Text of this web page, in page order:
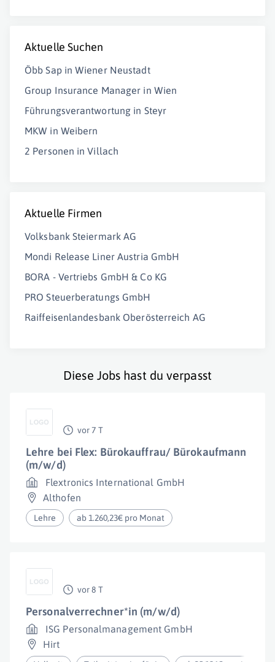
Aktuelle Suchen
Öbb Sap in Wiener Neustadt
Group Insurance Manager in Wien
Führungsverantwortung in Steyr
MKW in Weibern
2 Personen in Villach
Aktuelle Firmen
Volksbank Steiermark AG
Mondi Release Liner Austria GmbH
BORA - Vertriebs GmbH & Co KG
PRO Steuerberatungs GmbH
Raiffeisenlandesbank Oberösterreich AG
Diese Jobs hast du verpasst
vor 7 T
Lehre bei Flex: Bürokauffrau/ Bürokaufmann
(m/w/d)
Flextronics International GmbH
Althofen
Lehre ab 1.260,23€ pro Monat
vor 8 T
Personalverrechner*in (m/w/d)
ISG Personalmanagement GmbH
Hirt